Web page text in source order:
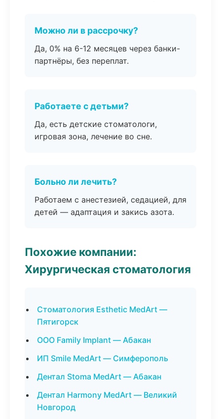
Можно ли в рассрочку?
Да, 0% на 6-12 месяцев через банки-
партнёры, без переплат.
Работаете с детьми?
Да, есть детские стоматологи,
игровая зона, лечение во сне.
Больно ли лечить?
Работаем с анестезией, седацией, для
детей — адаптация и закись азота.
Похожие компании:
Хирургическая стоматология
Стоматология Esthetic MedArt —
Пятигорск
ООО Family Implant — Абакан
ИП Smile MedArt — Симферополь
Дентал Stoma MedArt — Абакан
Дентал Harmony MedArt — Великий
Новгород